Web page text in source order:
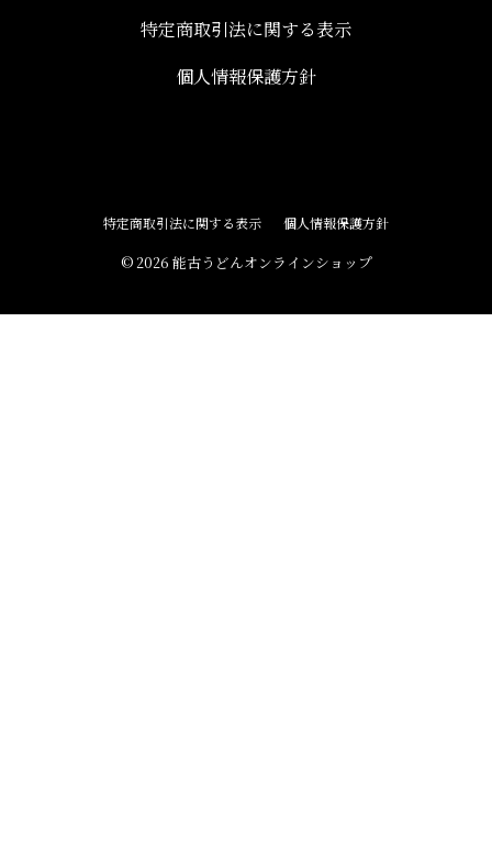
特定商取引法に関する表示
個人情報保護方針
特定商取引法に関する表示 個人情報保護方針
© 2026 能古うどんオンラインショップ